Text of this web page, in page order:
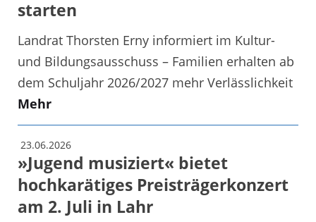
starten
Landrat Thorsten Erny informiert im Kultur-
und Bildungsausschuss – Familien erhalten ab
dem Schuljahr 2026/2027 mehr Verlässlichkeit
Mehr
23.06.2026
»Jugend musiziert« bietet
hochkarätiges Preisträgerkonzert
am 2. Juli in Lahr